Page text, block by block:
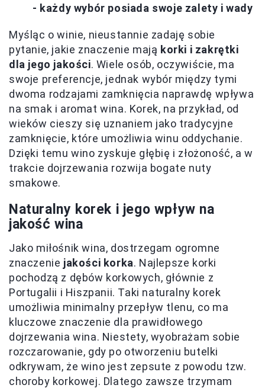
- każdy wybór posiada swoje zalety i wady
Myśląc o winie, nieustannie zadaję sobie
pytanie, jakie znaczenie mają korki i zakrętki
dla jego jakości. Wiele osób, oczywiście, ma
swoje preferencje, jednak wybór między tymi
dwoma rodzajami zamknięcia naprawdę wpływa
na smak i aromat wina. Korek, na przykład, od
wieków cieszy się uznaniem jako tradycyjne
zamknięcie, które umożliwia winu oddychanie.
Dzięki temu wino zyskuje głębię i złożoność, a w
trakcie dojrzewania rozwija bogate nuty
smakowe.
Naturalny korek i jego wpływ na
jakość wina
Jako miłośnik wina, dostrzegam ogromne
znaczenie jakości korka. Najlepsze korki
pochodzą z dębów korkowych, głównie z
Portugalii i Hiszpanii. Taki naturalny korek
umożliwia minimalny przepływ tlenu, co ma
kluczowe znaczenie dla prawidłowego
dojrzewania wina. Niestety, wyobrażam sobie
rozczarowanie, gdy po otworzeniu butelki
odkrywam, że wino jest zepsute z powodu tzw.
choroby korkowej. Dlatego zawsze trzymam